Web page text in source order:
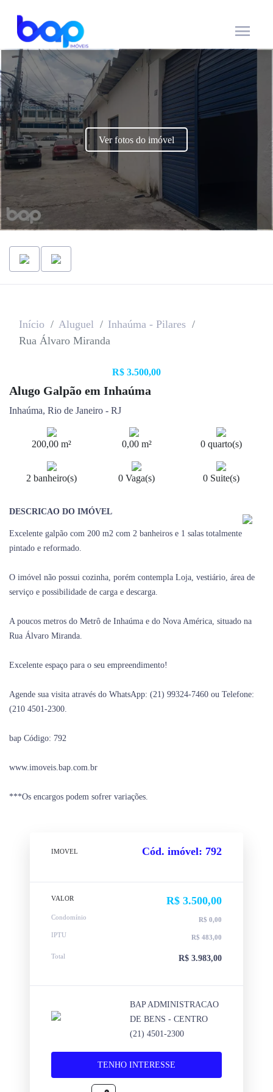
menu
Ver fotos do imóvel
Início Aluguel
Inhaúma - Pilares
Rua Álvaro Miranda
R$ 3.500,00
Alugo Galpão em Inhaúma
Inhaúma, Rio de Janeiro - RJ
200,00 m² 0,00 m² 0 quarto(s)
2 banheiro(s) 0 Vaga(s) 0 Suite(s)
DESCRICAO DO IMÓVEL
Excelente galpão com 200 m2 com 2 banheiros e 1 salas totalmente
pintado e reformado.
O imóvel não possui cozinha, porém contempla Loja, vestiário, área de
serviço e possibilidade de carga e descarga.
A poucos metros do Metrô de Inhaúma e do Nova América, situado na
Rua Álvaro Miranda.
Excelente espaço para o seu empreendimento!
Agende sua visita através do WhatsApp: (21) 99324-7460 ou Telefone:
(210 4501-2300.
bap Código: 792
www.imoveis.bap.com.br
***Os encargos podem sofrer variações.
IMOVEL Cód. imóvel: 792
VALOR R$ 3.500,00
Condomínio R$ 0,00
IPTU R$ 483,00
Total R$ 3.983,00
BAP ADMINISTRACAO
DE BENS - CENTRO
(21) 4501-2300
TENHO INTERESSE